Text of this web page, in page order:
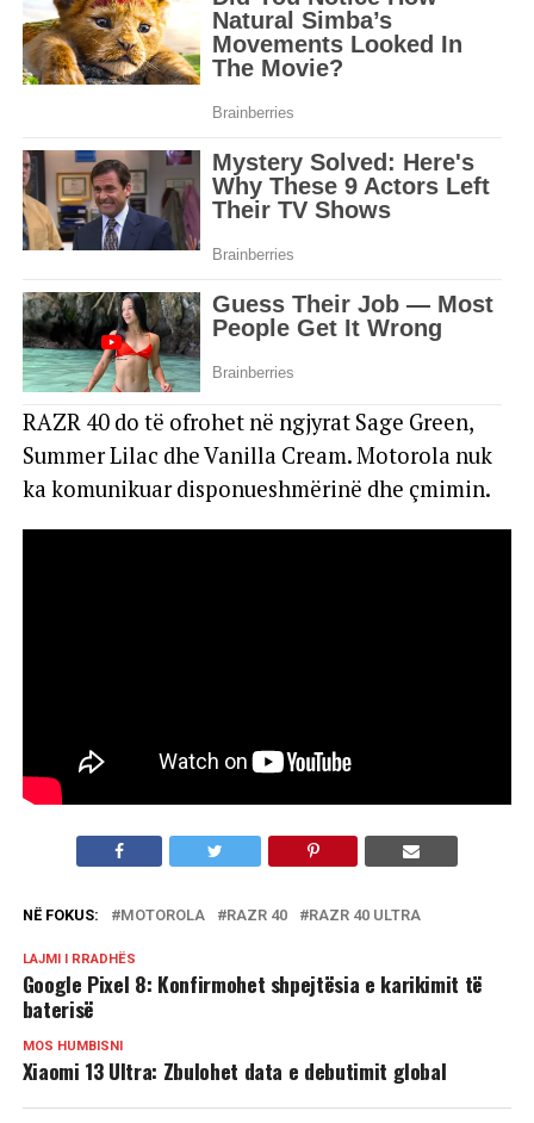
RAZR 40 do të ofrohet në ngjyrat Sage Green,
Summer Lilac dhe Vanilla Cream. Motorola nuk
ka komunikuar disponueshmërinë dhe çmimin.
NË FOKUS: MOTOROLA RAZR 40 RAZR 40 ULTRA
LAJMI I RRADHËS
Google Pixel 8: Konfirmohet shpejtësia e karikimit të
baterisë
MOS HUMBISNI
Xiaomi 13 Ultra: Zbulohet data e debutimit global